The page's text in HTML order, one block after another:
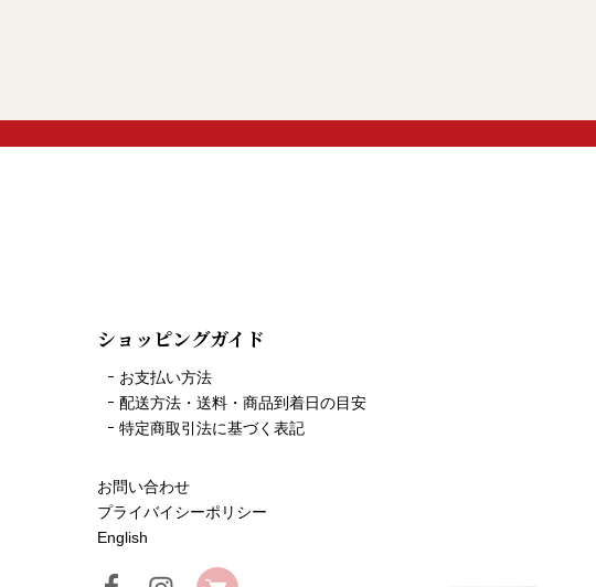
ショッピングガイド
お支払い方法
配送方法・送料・商品到着日の目安
特定商取引法に基づく表記
お問い合わせ
プライバイシーポリシー
English